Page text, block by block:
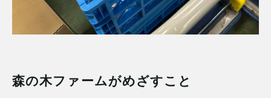
森の木ファームがめざすこと